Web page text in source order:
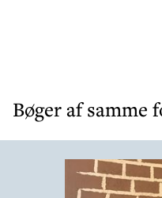
Bøger af samme